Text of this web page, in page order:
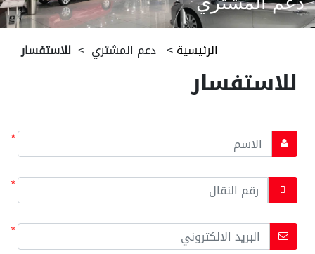
الرئيسية> دعم المشتري > للاستفسار
للاستفسار
*
*
*